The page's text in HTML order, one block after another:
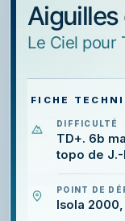
le Ciel pour
FICHE
DIFFICULTÉ
TD+. 6b
topo de J.-
POINT DE
Isola